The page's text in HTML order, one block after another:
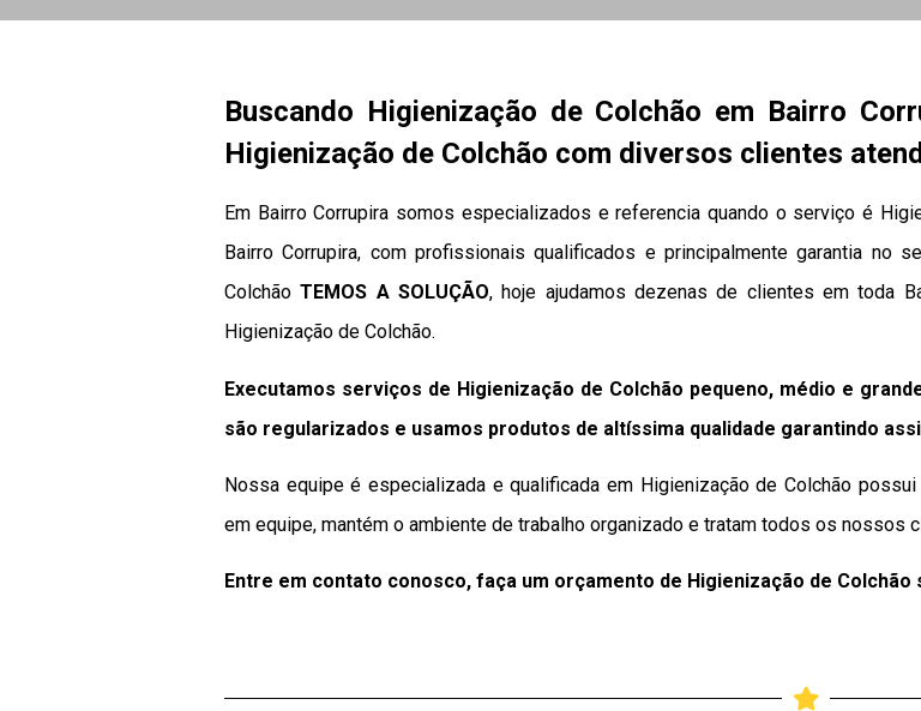
Buscando Higienização de Colchão em Bairro
Higienização de Colchão com diversos clientes
Em Bairro Corrupira somos especializados e referencia quando o serviço é
Bairro Corrupira, com profissionais qualificados e principalmente garantia no
ColchãoTEMOS A SOLUÇÃO, hoje ajudamos dezenas de clientes em toda
Higienização de Colchão.
Executamos serviços de Higienização de Colchão pequeno, médio e
são regularizados e usamos produtos de altíssima qualidade garantindo
Nossa equipe é especializada e qualificada em Higienização de Colchão
em equipe, mantém o ambiente de trabalho organizado e tratam todos os
Entre em contato conosco, faça um orçamento de Higienização de